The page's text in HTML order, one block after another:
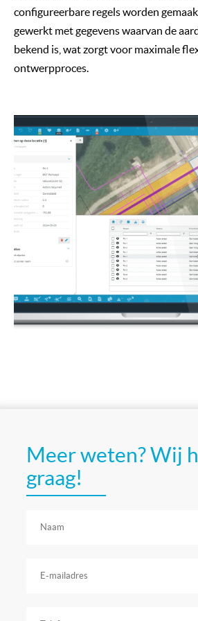
configureerbare regels worden
gewerkt met gegevens waarvan de
bekend is, wat zorgt voor maximale
ontwerpproces.
Meer weten? Wij
graag!